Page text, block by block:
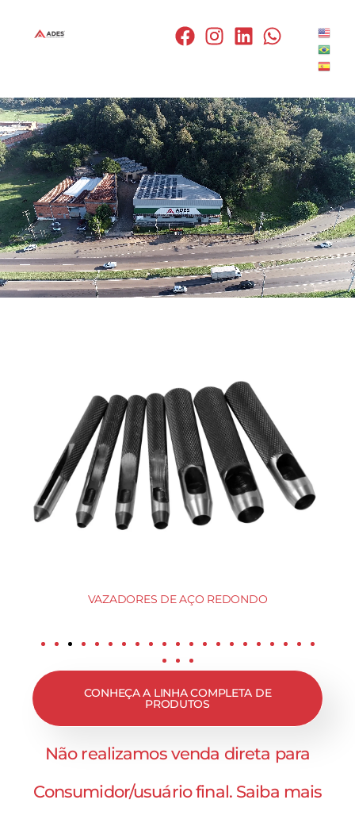
VAZADORES DE AÇO REDONDO
CONHEÇA A LINHA COMPLETA DE
PRODUTOS
Não realizamos venda direta para
Consumidor/usuário final. Saiba mais